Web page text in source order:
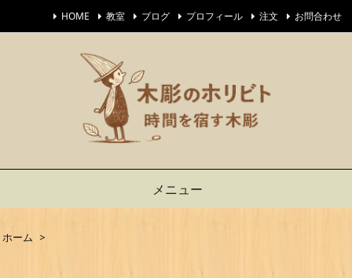
メニュー
HOME 教室 ブログ プロフィール 注文 お問合わせ
ホーム >